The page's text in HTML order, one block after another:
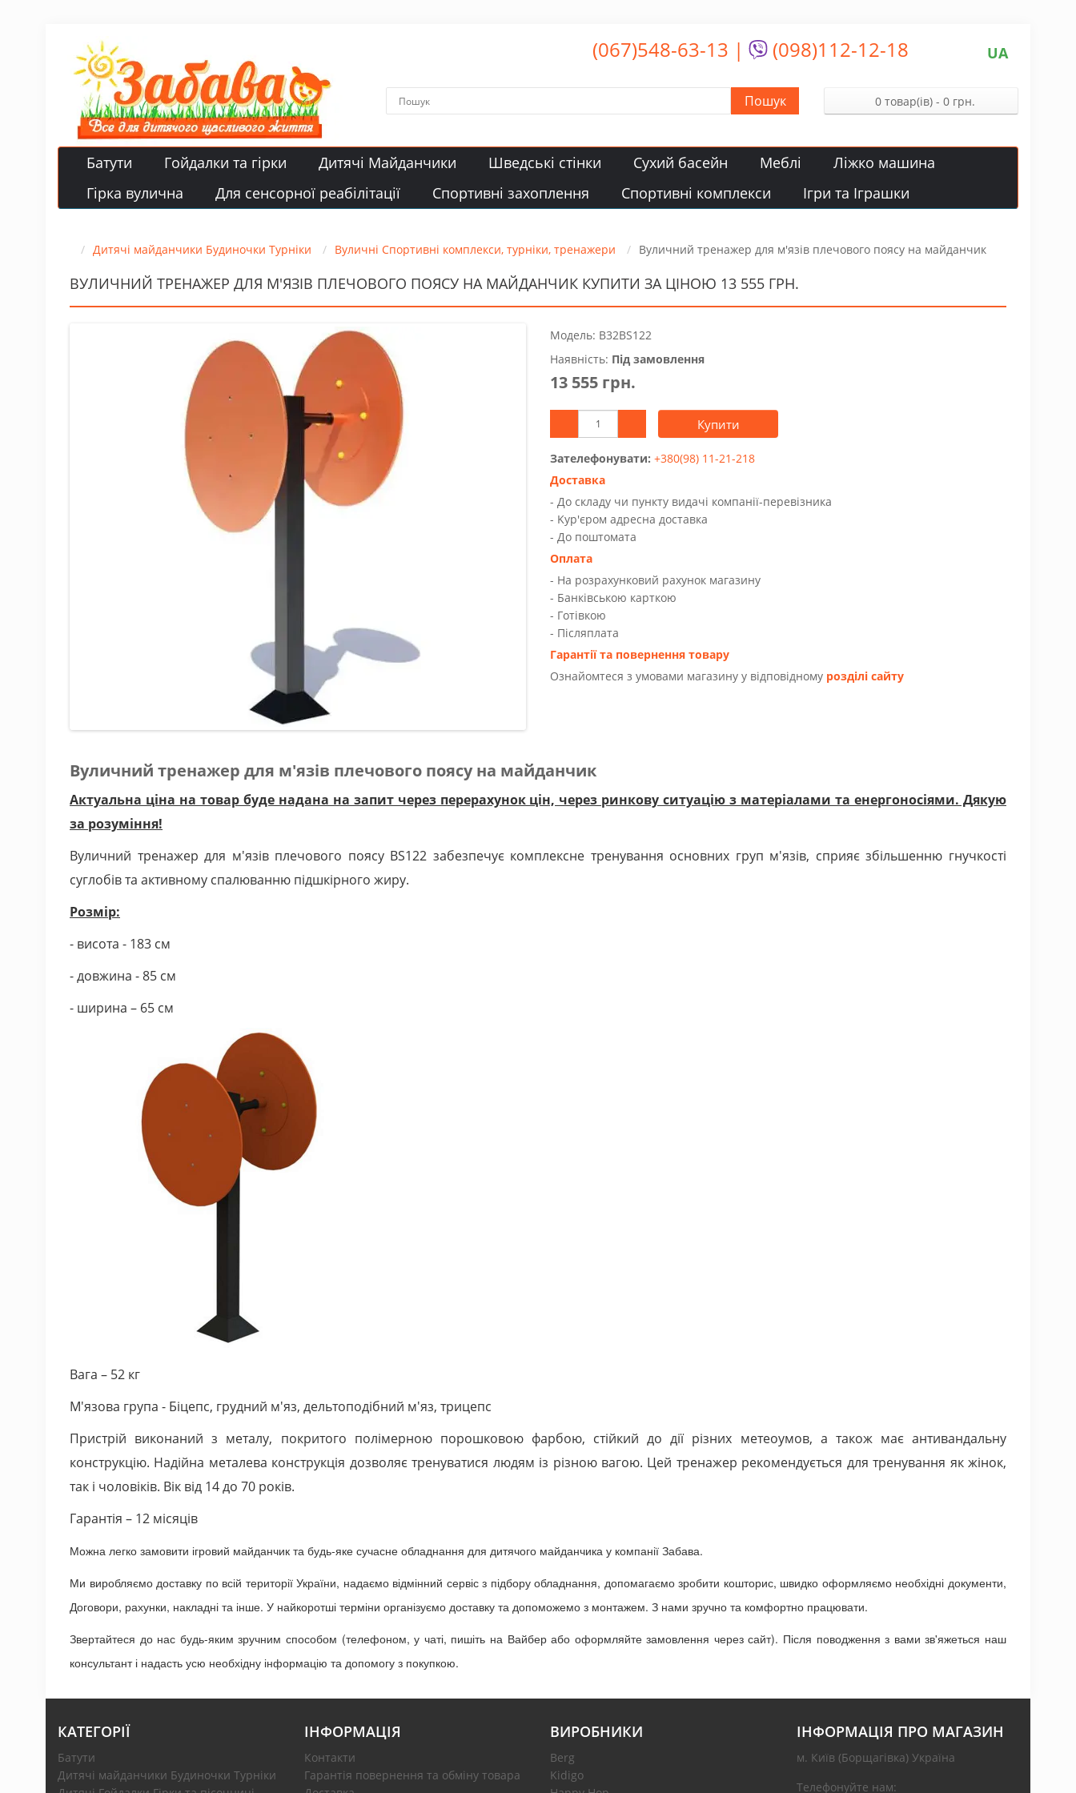
(067)548-63-13 | (098)112-12-18 UA
Пошук 0 товар(ів) - 0 грн.
Батути Гойдалки та гірки Дитячі Майданчики Шведські стінки Сухий басейн Меблі
Ліжко машина
Гірка вулична
Для сенсорної реабілітації Спортивні захоплення Спортивні комплекси Ігри та Іграшки
Дитячі майданчики Будиночки Турніки Вуличні Спортивні комплекси, турніки, тренажери Вуличний тренажер для м'язів плечового поясу на майданчик
ВУЛИЧНИЙ ТРЕНАЖЕР ДЛЯ М'ЯЗІВ ПЛЕЧОВОГО ПОЯСУ НА МАЙДАНЧИК КУПИТИ ЗА ЦІНОЮ 13 555 ГРН.
Модель: B32BS122
Наявність: Під замовлення
13 555 грн.
Купити
Зателефонувати: +380(98) 11-21-218
Доставка
- До складу чи пункту видачі компанії-перевізника
- Kур'єром адресна доставка
- До поштомата
Оплата
- На розрахунковий рахунок магазину
- Банківською карткою
- Готівкою
- Післяплата
Гарантії та повернення товару
Ознайомтеся з умовами магазину у відповідному розділі сайту
Вуличний тренажер для м'язів плечового поясу на майданчик
Актуальна ціна на товар буде надана на запит через перерахунок цін, через ринкову ситуацію з матеріалами та енергоносіями. Дякую
за розуміння!
Вуличний тренажер для м'язів плечового поясу BS122 забезпечує комплексне тренування основних груп м'язів, сприяє збільшенню гнучкості
суглобів та активному спалюванню підшкірного жиру.
Розмір:
- висота - 183 см
- довжина - 85 см
- ширина – 65 см
Вага – 52 кг
М'язова група - Біцепс, грудний м'яз, дельтоподібний м'яз, трицепс
Пристрій виконаний з металу, покритого полімерною порошковою фарбою, стійкий до дії різних метеоумов, а також має антивандальну
конструкцію. Надійна металева конструкція дозволяє тренуватися людям із різною вагою. Цей тренажер рекомендується для тренування як жінок,
так і чоловіків. Вік від 14 до 70 років.
Гарантія – 12 місяців
Можна легко замовити ігровий майданчик та будь-яке сучасне обладнання для дитячого майданчика у компанії Забава.
Ми виробляємо доставку по всій території України, надаємо відмінний сервіс з підбору обладнання, допомагаємо зробити кошторис, швидко оформляємо необхідні документи,
Договори, рахунки, накладні та інше. У найкоротші терміни організуємо доставку та допоможемо з монтажем. З нами зручно та комфортно працювати.
Звертайтеся до нас будь-яким зручним способом (телефоном, у чаті, пишіть на Вайбер або оформляйте замовлення через сайт). Після поводження з вами зв'яжеться наш
консультант і надасть усю необхідну інформацію та допомогу з покупкою.
КАТЕГОРІЇ
Батути
Дитячі майданчики Будиночки Турніки
ІНФОРМАЦІЯ
Контакти
Гарантія повернення та обміну товара
ВИРОБНИКИ
Berg
Kidigo
ІНФОРМАЦІЯ ПРО МАГАЗИН
м. Київ (Борщагівка) Україна
Телефонуйте нам: